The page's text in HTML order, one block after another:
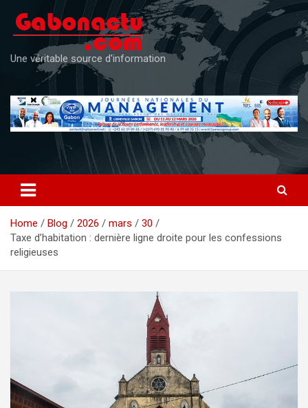
content
Une véritable source d'information
Home Blog 2026 mars
30
Taxe d’habitation : dernière ligne droite pour les confessions
religieuses